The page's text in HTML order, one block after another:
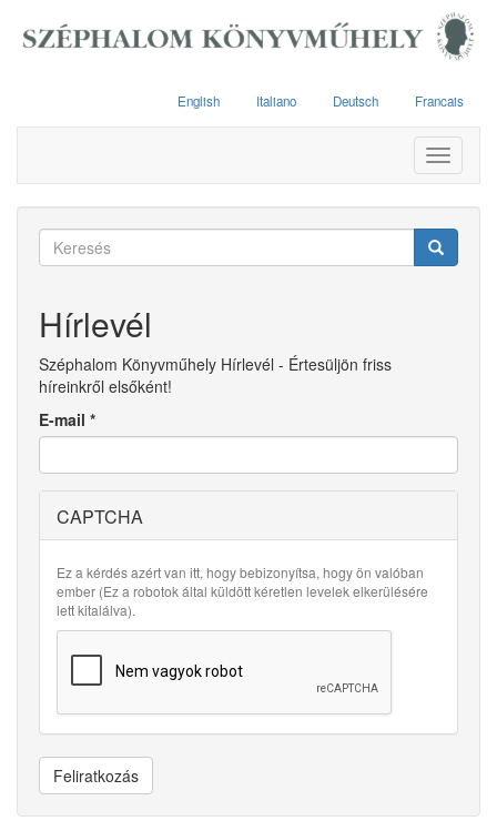
English Italiano Deutsch Francais
Toggle
Keresés
Hírlevél
Széphalom Könyvműhely Hírlevél - Értesüljön friss
híreinkről elsőként!
E-mail *
CAPTCHA
Ez a kérdés azért van itt, hogy bebizonyítsa, hogy ön valóban
ember (Ez a robotok által küldött kéretlen levelek elkerülésére
lett kitalálva).
Feliratkozás